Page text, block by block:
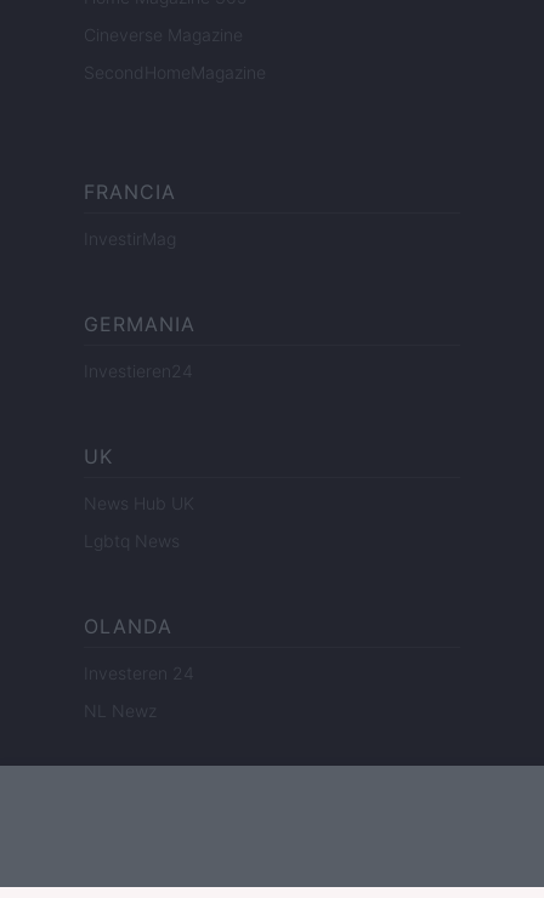
Cineverse Magazine
SecondHomeMagazine
FRANCIA
InvestirMag
GERMANIA
Investieren24
UK
News Hub UK
Lgbtq News
OLANDA
Investeren 24
NL Newz